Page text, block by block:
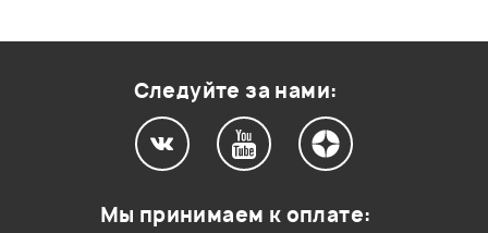
Следуйте за нами:
Мы принимаем к оплате: